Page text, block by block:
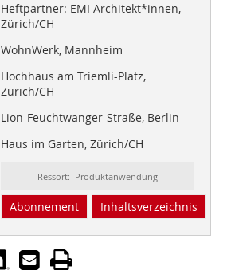
Heftpartner: EMI Architekt*innen,
Zürich/CH
WohnWerk, Mannheim
Hochhaus am Triemli-Platz,
Zürich/CH
Lion-Feuchtwanger-Straße, Berlin
Haus im Garten, Zürich/CH
Ressort: Produktanwendung
Abonnement Inhaltsverzeichnis